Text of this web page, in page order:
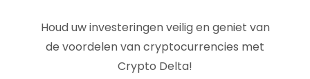
Houd uw investeringen veilig en geniet van
de voordelen van cryptocurrencies met
Crypto Delta!